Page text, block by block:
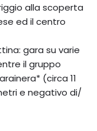
alla scoperta
ed il centro
gara su varie
il gruppo
(circa 11
e negativo di/